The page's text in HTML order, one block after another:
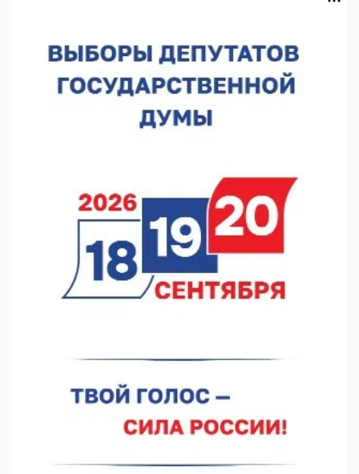
В Нижнем Новгороде прошло совещание Росгвардии
покраской телебашни
07.08.2026 11:20
В автобусах Арзамаса устанавливают терминалы оплаты
07.08.2026 11:03